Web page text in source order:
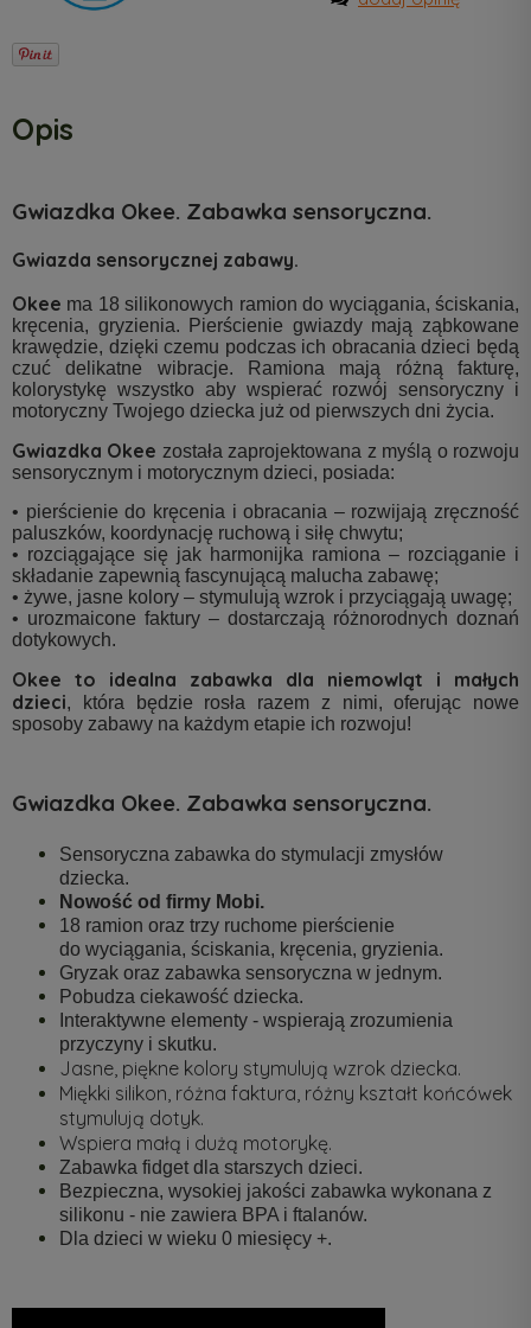
Opis
Gwiazdka Okee. Zabawka sensoryczna.
Gwiazda sensorycznej zabawy.
Okee ma 18 silikonowych ramion do wyciągania, ściskania,
kręcenia, gryzienia. Pierścienie gwiazdy mają ząbkowane
krawędzie, dzięki czemu podczas ich obracania dzieci będą
czuć delikatne wibracje. Ramiona mają różną fakturę,
kolorystykę wszystko aby wspierać rozwój sensoryczny i
motoryczny Twojego dziecka już od pierwszych dni życia.
Gwiazdka Okee została zaprojektowana z myślą o rozwoju
sensorycznym i motorycznym dzieci, posiada:
• pierścienie do kręcenia i obracania – rozwijają zręczność
paluszków, koordynację ruchową i siłę chwytu;
• rozciągające się jak harmonijka ramiona – rozciąganie i
składanie zapewnią fascynującą malucha zabawę;
• żywe, jasne kolory – stymulują wzrok i przyciągają uwagę;
• urozmaicone faktury – dostarczają różnorodnych doznań
dotykowych.
Okee to idealna zabawka dla niemowląt i małych
dzieci, która będzie rosła razem z nimi, oferując nowe
sposoby zabawy na każdym etapie ich rozwoju!
Gwiazdka Okee. Zabawka sensoryczna.
Sensoryczna zabawka do stymulacji zmysłów
dziecka.
Nowość od firmy Mobi.
18 ramion oraz trzy ruchome pierścienie
do wyciągania, ściskania, kręcenia, gryzienia.
Gryzak oraz zabawka sensoryczna w jednym.
Pobudza ciekawość dziecka.
Interaktywne elementy - wspierają zrozumienia
przyczyny i skutku.
Jasne, piękne kolory stymulują wzrok dziecka.
Miękki silikon, różna faktura, różny kształt końcówek
stymulują dotyk.
Wspiera małą i dużą motorykę.
Zabawka fidget dla starszych dzieci.
Bezpieczna, wysokiej jakości zabawka wykonana z
silikonu - nie zawiera BPA i ftalanów.
Dla dzieci w wieku 0 miesięcy +.